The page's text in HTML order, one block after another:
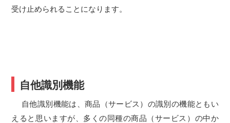
受け止められることになります。
自他識別機能
自他識別機能は、商品（サービス）の識別の機能ともい
えると思いますが、多くの同種の商品（サービス）の中か